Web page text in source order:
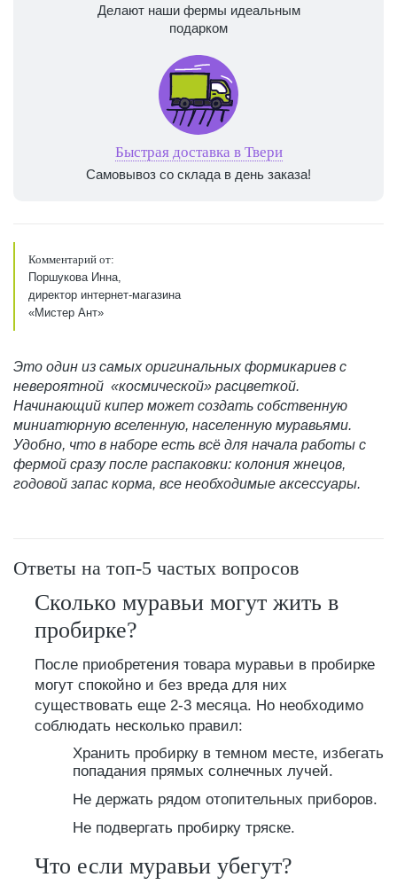
Делают наши фермы идеальным
подарком
Быстрая доставка в Твери
Самовывоз со склада в день заказа!
Это один из самых оригинальных формикариев с
невероятной «космической» расцветкой.
Начинающий кипер может создать собственную
миниатюрную вселенную, населенную муравьями.
Удобно, что в наборе есть всё для начала работы с
фермой сразу после распаковки: колония жнецов,
годовой запас корма, все необходимые аксессуары.
Комментарий от:
Поршукова Инна,
директор интернет-магазина
«Мистер Ант»
Ответы на топ-5 частых вопросов
Сколько муравьи могут жить в
пробирке?
После приобретения товара муравьи в пробирке
могут спокойно и без вреда для них
существовать еще 2-3 месяца. Но необходимо
соблюдать несколько правил:
Хранить пробирку в темном месте, избегать
попадания прямых солнечных лучей.
Не держать рядом отопительных приборов.
Не подвергать пробирку тряске.
Что если муравьи убегут?